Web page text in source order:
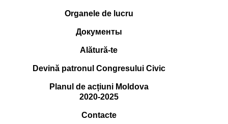
Organele de lucru
Документы
Alătură-te
Devină patronul Congresului Civic
Planul de acțiuni Moldova
2020-2025
Contacte